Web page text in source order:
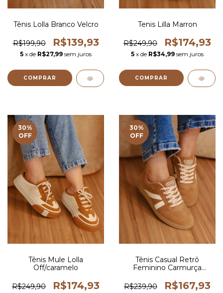
Tênis Lolla Branco Velcro
R$199,90 R$139,93
5 x de R$27,99 sem juros
COMPRAR
Tenis Lilla Marron
R$249,90 R$174,93
5 x de R$34,99 sem juros
COMPRAR
30%
OFF
Tênis Mule Lolla
Off/caramelo
R$249,90 R$174,93
30%
OFF
Tênis Casual Retrô
Feminino Carmurça
R$239,90
R$167,93